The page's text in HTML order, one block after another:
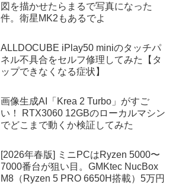
図を描かせたらまるで写真になった
件。衛星MK2もあるでよ
ALLDOCUBE iPlay50 miniのタッチパ
ネル不具合をセルフ修理してみた【タ
ップできなくなる症状】
画像生成AI「Krea 2 Turbo」がすご
い！ RTX3060 12GBのローカルマシン
でどこまで動くか検証してみた
[2026年春版] ミニPCはRyzen 5000〜
7000番台が狙い目。GMKtec NucBox
M8（Ryzen 5 PRO 6650H搭載）5万円